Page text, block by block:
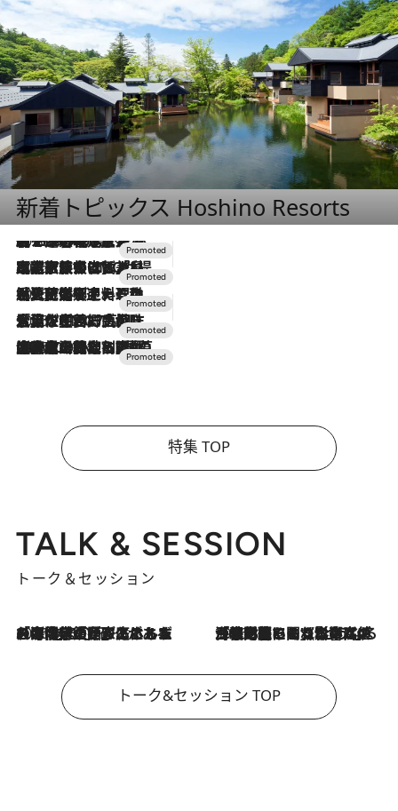
新着トピックス Hoshino Resorts
2026.8.7
【トンボの足水浴】ヒノキの香りに包まれて涼感マックス！約13℃の湧水かけ流しを避暑地「星野温泉 トンボの湯」で体験
2026.7.31
【ホテル帰省】という選択肢をOMOが提案。家族とほどよい距離を保つには「昼は実家、夜は気兼ねなくホテルで！」
2026.7.24
【夏限定ディナーコース】旬を迎える稚鮎や花ズッキーニなどをイタリア・トスカーナの郷土料理の手法で満喫！
2026.7.17
「土佐和ハーブかき氷」がOMO7高知に登場！生姜、山椒、大葉など目にも舌にも涼を呼ぶ郷土の味
2026.7.10
NEW OPEN！【界 草津】名湯の地に誕生。趣の異なる2種の温泉と上州ならではの会席・蕎麦割烹など美食を味わう究極の癒やし旅
特集 TOP
TALK & SESSION
トーク＆セッション
2026.8.3
「今後値上げがあるとすれば…」「リスクがあるのは今年の冬」エネルギー専門家が語る、ホルムズ海峡封鎖が家庭にもたらす“ある心配” 2026.8.3
「住宅建てられない…」「サーチャージ料の高値が続いている」ホルムズ海峡封鎖による影響はいつまで続く？《エネルギー専門家に聞く“どうなる日本の暮らし”》
トーク&セッション TOP